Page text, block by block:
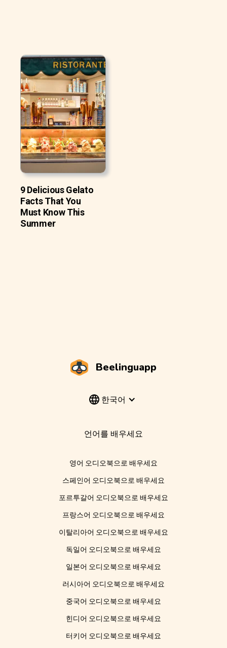
9 Delicious Gelato
Facts That You
Must Know This
Summer
Beelinguapp
한국어
언어를 배우세요
영어 오디오북으로 배우세요
스페인어 오디오북으로 배우세요
포르투갈어 오디오북으로 배우세요
프랑스어 오디오북으로 배우세요
이탈리아어 오디오북으로 배우세요
독일어 오디오북으로 배우세요
일본어 오디오북으로 배우세요
러시아어 오디오북으로 배우세요
중국어 오디오북으로 배우세요
힌디어 오디오북으로 배우세요
터키어 오디오북으로 배우세요